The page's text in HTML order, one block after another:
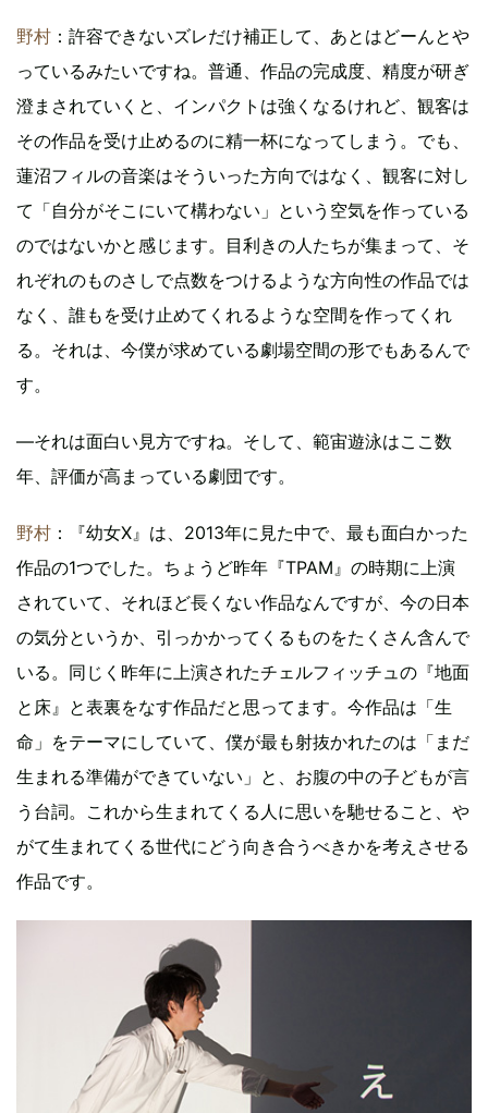
野村 ：許容できないズレだけ補正して、あとはどーんとや
っているみたいですね。普通、作品の完成度、精度が研ぎ
澄まされていくと、インパクトは強くなるけれど、観客は
その作品を受け止めるのに精一杯になってしまう。でも、
蓮沼フィルの音楽はそういった方向ではなく、観客に対し
て「自分がそこにいて構わない」という空気を作っている
のではないかと感じます。目利きの人たちが集まって、そ
れぞれのものさしで点数をつけるような方向性の作品では
なく、誰もを受け止めてくれるような空間を作ってくれ
る。それは、今僕が求めている劇場空間の形でもあるんで
す。
―それは面白い見方ですね。そして、範宙遊泳はここ数
年、評価が高まっている劇団です。
野村 ：『幼女X』は、2013年に見た中で、最も面白かった
作品の1つでした。ちょうど昨年『TPAM』の時期に上演
されていて、それほど長くない作品なんですが、今の日本
の気分というか、引っかかってくるものをたくさん含んで
いる。同じく昨年に上演されたチェルフィッチュの『地面
と床』と表裏をなす作品だと思ってます。今作品は「生
命」をテーマにしていて、僕が最も射抜かれたのは「まだ
生まれる準備ができていない」と、お腹の中の子どもが言
う台詞。これから生まれてくる人に思いを馳せること、や
がて生まれてくる世代にどう向き合うべきかを考えさせる
作品です。